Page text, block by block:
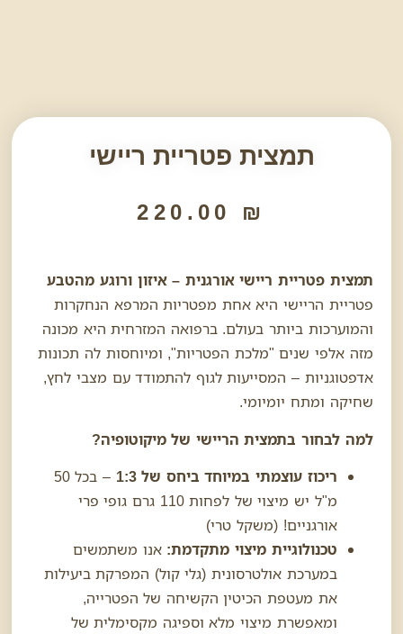
תמצית פטריית ריישי
220.00 ₪
תמצית פטריית ריישי אורגנית – איזון ורוגע מהטבע
פטריית הריישי היא אחת מפטריות המרפא הנחקרות
והמוערכות ביותר בעולם. ברפואה המזרחית היא מכונה
מזה אלפי שנים "מלכת הפטריות", ומיוחסות לה תכונות
אדפטוגניות – המסייעות לגוף להתמודד עם מצבי לחץ,
שחיקה ומתח יומיומי.
למה לבחור בתמצית הריישי של מיקוטופיה?
ריכוז עוצמתי במיוחד ביחס של 1:3
– בכל 50
מ"ל יש מיצוי של לפחות 110 גרם גופי פרי
אורגניים! (משקל טרי)
טכנולוגיית מיצוי מתקדמת: אנו משתמשים
במערכת אולטרסונית (גלי קול) המפרקת ביעילות
את מעטפת הכיטין הקשיחה של הפטרייה,
ומאפשרת מיצוי מלא וספיגה מקסימלית של